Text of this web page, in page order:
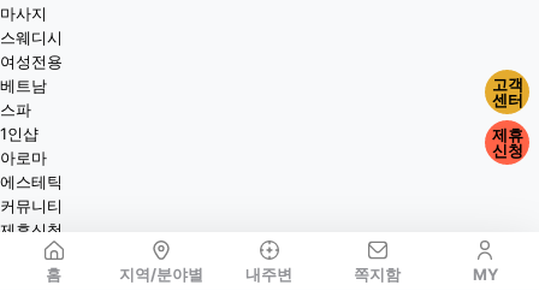
홈 지역/분야별 내주변 쪽지함 MY
마사지
스웨디시
여성전용
베트남
스파
1인샵
아로마
에스테틱
커뮤니티
제휴신청
고객
센터
제휴
신청